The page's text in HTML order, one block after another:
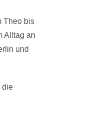
Theo bis
Alltag an
und
die